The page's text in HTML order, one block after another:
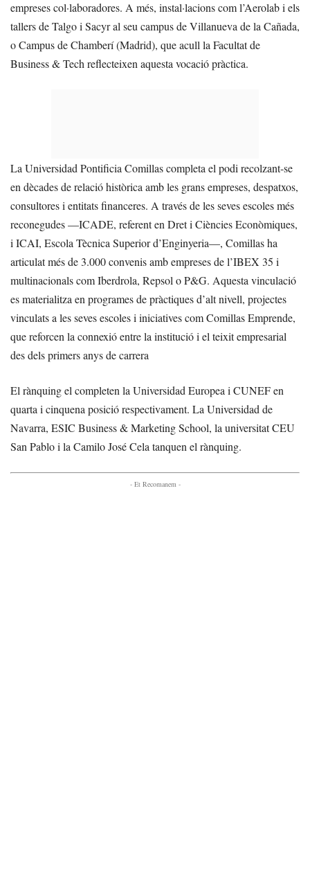
empreses col·laboradores. A més, instal·lacions com l’Aerolab i els
tallers de Talgo i Sacyr al seu campus de Villanueva de la Cañada,
o Campus de Chamberí (Madrid), que acull la Facultat de
Business & Tech reflecteixen aquesta vocació pràctica.
La Universidad Pontificia Comillas completa el podi recolzant-se
en dècades de relació històrica amb les grans empreses, despatxos,
consultores i entitats financeres. A través de les seves escoles més
reconegudes —ICADE, referent en Dret i Ciències Econòmiques,
i ICAI, Escola Tècnica Superior d’Enginyeria—, Comillas ha
articulat més de 3.000 convenis amb empreses de l’IBEX 35 i
multinacionals com Iberdrola, Repsol o P&G. Aquesta vinculació
es materialitza en programes de pràctiques d’alt nivell, projectes
vinculats a les seves escoles i iniciatives com Comillas Emprende,
que reforcen la connexió entre la institució i el teixit empresarial
des dels primers anys de carrera
El rànquing el completen la Universidad Europea i CUNEF en
quarta i cinquena posició respectivament. La Universidad de
Navarra, ESIC Business & Marketing School, la universitat CEU
San Pablo i la Camilo José Cela tanquen el rànquing.
- Et Recomanem -